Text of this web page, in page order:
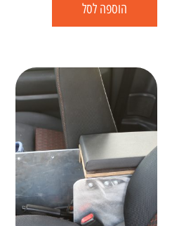
הוספה לסל